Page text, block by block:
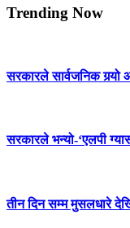
Trending Now
सरकारले सार्वजनिक
सरकारले भन्यो-‘एलपी
तीन दिन सम्म मुसलधारे